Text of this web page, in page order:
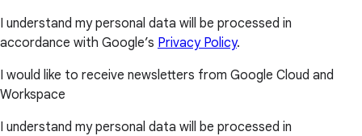
I understand my personal data will be processed in
accordance with Google’s Privacy Policy.
I would like to receive newsletters from Google Cloud and
Workspace
I understand my personal data will be processed in